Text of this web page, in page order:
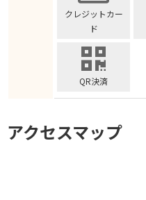
クレジットカー
ド
QR決済
アクセスマップ